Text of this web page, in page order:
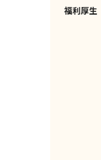
福利厚生